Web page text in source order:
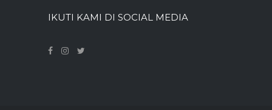
IKUTI KAMI DI SOCIAL MEDIA